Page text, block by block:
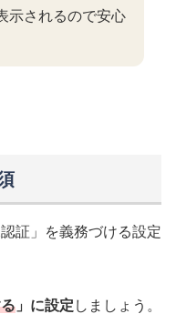
示されるので安心
証」を義務づける設定
」に設定 しましょう。